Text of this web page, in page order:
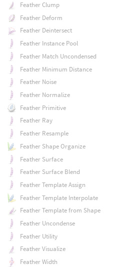
Feather Clump
Feather Deform
Feather Deintersect
Feather Instance Pool
Feather Match Uncondensed
Feather Minimum Distance
Feather Noise
Feather Normalize
Feather Primitive
Feather Ray
Feather Resample
Feather Shape Organize
Feather Surface
Feather Surface Blend
Feather Template Assign
Feather Template Interpolate
Feather Template from Shape
Feather Uncondense
Feather Utility
Feather Visualize
Feather Width